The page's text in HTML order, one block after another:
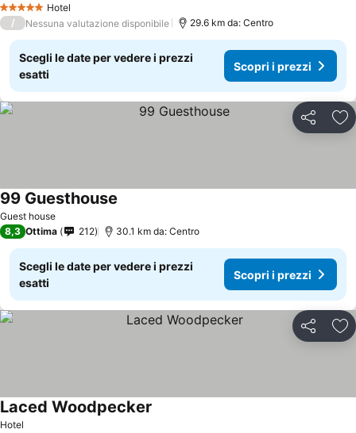
5 Stelle Hotel
/ Nessuna valutazione disponibile 29.6 km da: Centro
Scegli le date per vedere i prezzi
esatti
Scopri i prezzi
Condividi
Guest house
99 Guesthouse
8,3 Ottima 212 30.1 km da: Centro
Scegli le date per vedere i prezzi
esatti
Scopri i prezzi
Condividi
Hotel
Laced Woodpecker